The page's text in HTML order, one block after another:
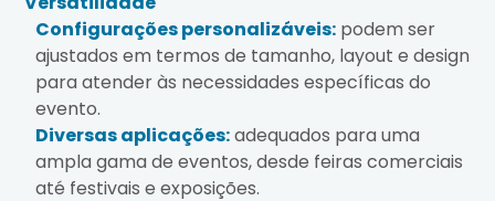
Configurações personalizáveis: podem ser
ajustados em termos de tamanho, layout e design
para atender às necessidades específicas do
evento.
Diversas aplicações:adequados para uma
ampla gama de eventos, desde feiras comerciais
até festivais e exposições.